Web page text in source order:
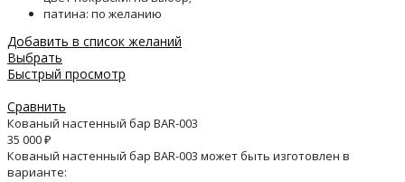
патина: по желанию
Добавить в список желаний
Выбрать
Быстрый просмотр
Сравнить
Кованый настенный бар BAR-003
35 000₽
Кованый настенный бар BAR-003 может быть изготовлен в
варианте: